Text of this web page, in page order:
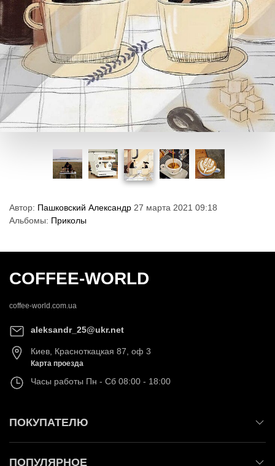
Автор: Пашковский Александр 27 марта 2021 09:18
Альбомы: Приколы
COFFEE-WORLD
coffee-world.com.ua
aleksandr_25@ukr.net
Киев Красноткацкая 87, оф 3
Карта проезда
Часы работы Пн - Сб 08:00 - 18:00
ПОКУПАТЕЛЮ
ПОПУЛЯРНОЕ